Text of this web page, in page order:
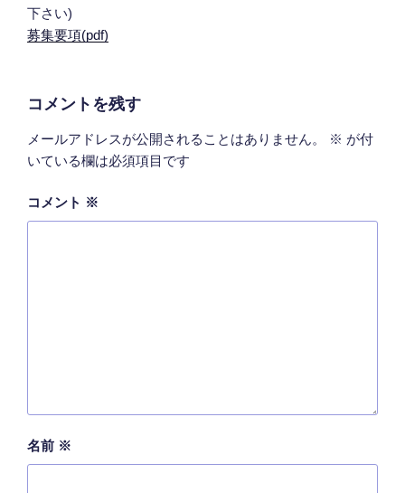
下さい)
募集要項(pdf)
コメントを残す
メールアドレスが公開されることはありません。 ※ が付
いている欄は必須項目です
コメント ※
名前 ※